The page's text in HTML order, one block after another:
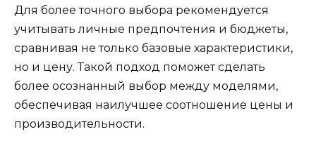
Для более точного выбора рекомендуется
учитывать личные предпочтения и бюджеты,
сравнивая не только базовые характеристики,
но и цену. Такой подход поможет сделать
более осознанный выбор между моделями,
обеспечивая наилучшее соотношение цены и
производительности.